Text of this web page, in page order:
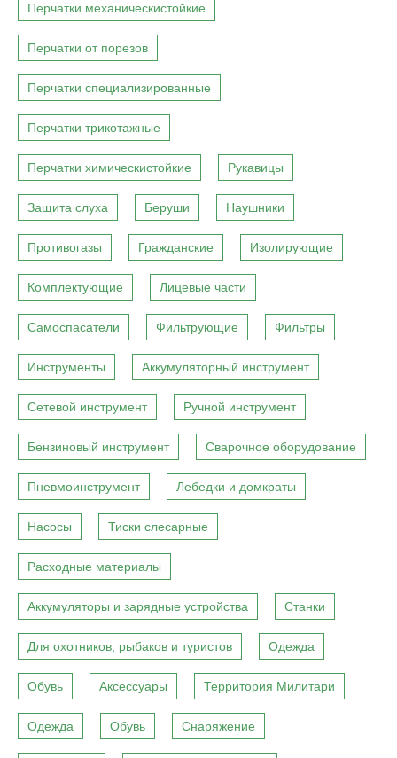
Перчатки механическистойкие
Перчатки от порезов
Перчатки специализированные
Перчатки трикотажные
Перчатки химическистойкие Рукавицы
Защита слуха Беруши Наушники
Противогазы Гражданские Изолирующие
Комплектующие Лицевые части
Самоспасатели Фильтрующие Фильтры
Инструменты Аккумуляторный инструмент
Сетевой инструмент Ручной инструмент
Бензиновый инструмент Сварочное оборудование
Пневмоинструмент Лебедки и домкраты
Насосы Тиски слесарные
Расходные материалы
Аккумуляторы и зарядные устройства Станки
Для охотников, рыбаков и туристов Одежда
Обувь Аксессуары Территория Милитари
Одежда Обувь Снаряжение